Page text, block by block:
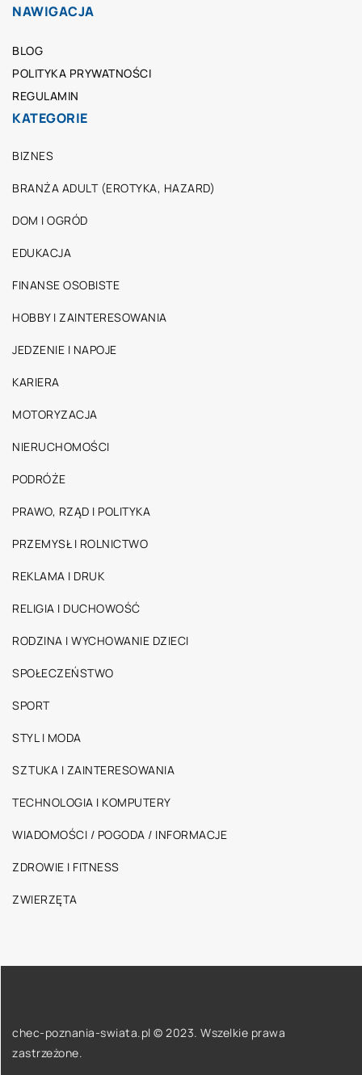
NAWIGACJA
BLOG
POLITYKA PRYWATNOŚCI
REGULAMIN
KATEGORIE
BIZNES
BRANŻA ADULT (EROTYKA, HAZARD)
DOM I OGRÓD
EDUKACJA
FINANSE OSOBISTE
HOBBY I ZAINTERESOWANIA
JEDZENIE I NAPOJE
KARIERA
MOTORYZACJA
NIERUCHOMOŚCI
PODRÓŻE
PRAWO, RZĄD I POLITYKA
PRZEMYSŁ I ROLNICTWO
REKLAMA I DRUK
RELIGIA I DUCHOWOŚĆ
RODZINA I WYCHOWANIE DZIECI
SPOŁECZEŃSTWO
SPORT
STYL I MODA
SZTUKA I ZAINTERESOWANIA
TECHNOLOGIA I KOMPUTERY
WIADOMOŚCI / POGODA / INFORMACJE
ZDROWIE I FITNESS
ZWIERZĘTA
chec-poznania-swiata.pl © 2023. Wszelkie prawa
zastrzeżone.